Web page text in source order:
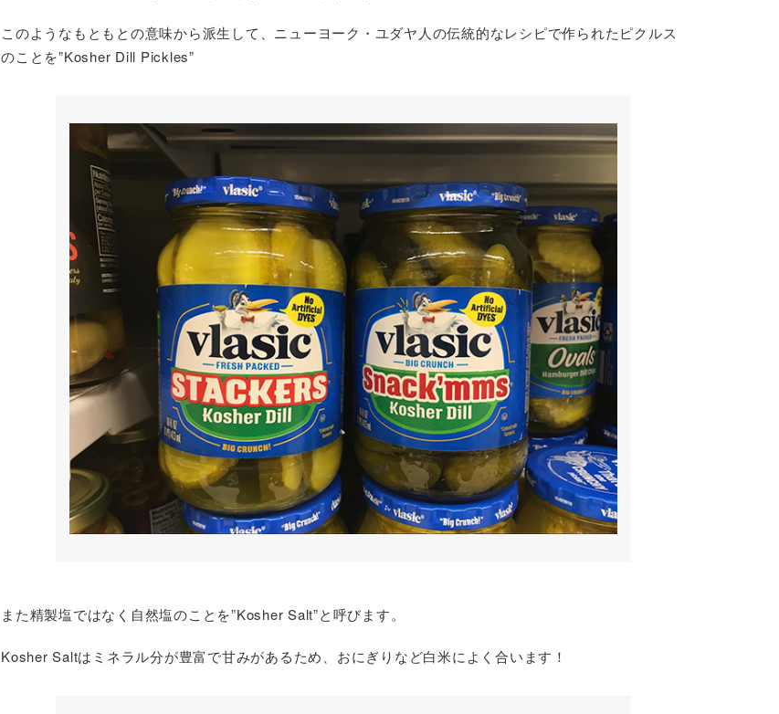
このようなもともとの意味から派生して、ニューヨーク・ユダヤ人の伝統的なレシピで作られたピクルス
のことを”Kosher Dill Pickles”
また精製塩ではなく自然塩のことを”Kosher Salt”と呼びます。
Kosher Saltはミネラル分が豊富で甘みがあるため、おにぎりなど白米によく合います！